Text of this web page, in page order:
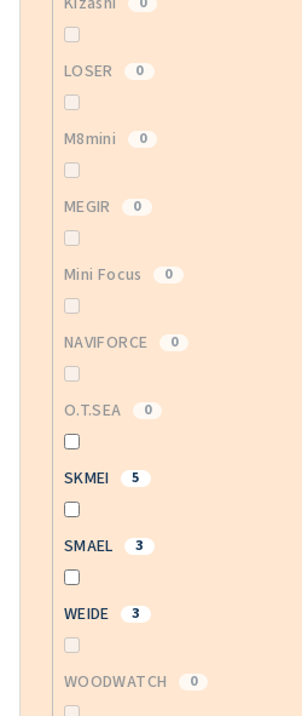
LOSER 0
M8mini 0
MEGIR 0
Mini Focus 0
NAVIFORCE 0
O.T.SEA 0
SKMEI 5
SMAEL 3
WEIDE 3
WOODWATCH 0